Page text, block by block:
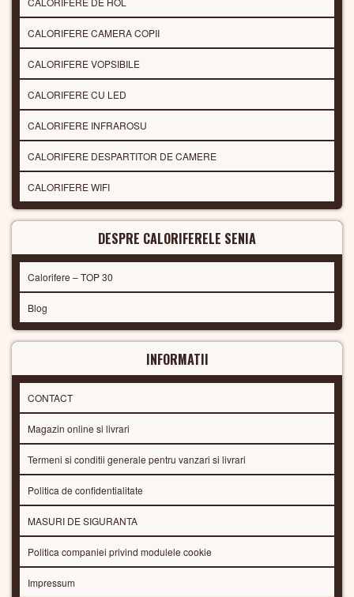
CALORIFERE CAMERA COPII
CALORIFERE VOPSIBILE
CALORIFERE CU LED
CALORIFERE INFRAROSU
CALORIFERE DESPARTITOR DE CAMERE
CALORIFERE WIFI
DESPRE CALORIFERELE SENIA
Calorifere – TOP 30
Blog
INFORMATII
CONTACT
Magazin online si livrari
Termeni si conditii generale pentru vanzari si livrari
Politica de confidentialitate
MASURI DE SIGURANTA
Politica companiei privind modulele cookie
Impressum